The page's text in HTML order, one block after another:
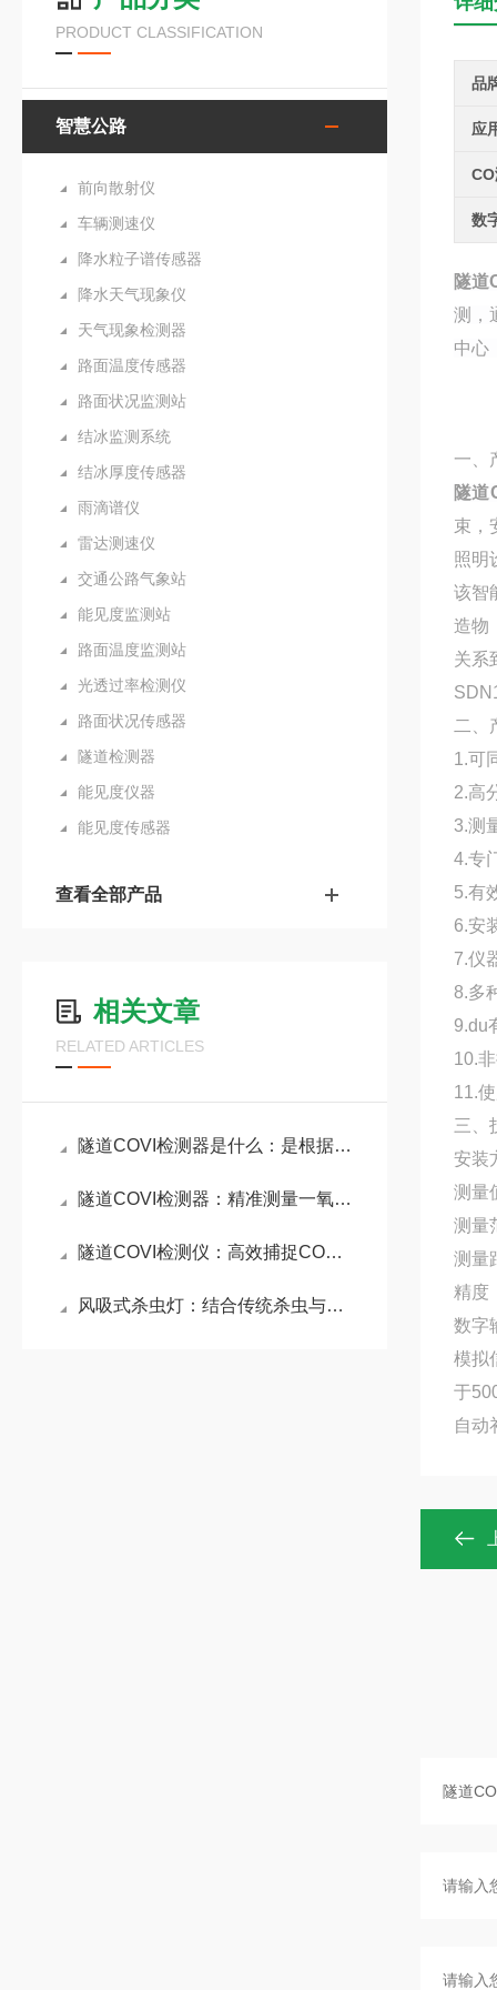
PRODUCT CLASSIFICATION
智慧公路
前向散射仪
车辆测速仪
降水粒子谱传感器
降水天气现象仪
天气现象检测器
路面温度传感器
路面状况监测站
结冰监测系统
结冰厚度传感器
雨滴谱仪
雷达测速仪
交通公路气象站
能见度监测站
路面温度监测站
光透过率检测仪
路面状况传感器
隧道检测器
能见度仪器
能见度传感器
查看全部产品
相关文章
RELATED ARTICLES
隧道COVI检测器是什么：是根据透射原理在线采集VI/CO数据的隧道检测仪器
隧道COVI检测器：精准测量一氧化碳含量与视线清晰度，保障行车环境安全
隧道COVI检测仪：高效捕捉CO和能见度变化，为应急处置提供可靠数据
风吸式杀虫灯：结合传统杀虫与现代科技，提高农田、菜园等领域害虫防治效果
品
应
数
隧道
测，
中心
一、
隧道
束，
照明
该智
造物
关系
二、
1.可
2.高
3.测
4.专
5.有
6.安
7.仪
8.多
9.du
10.
11.
三、
安装
测量
测量
测量
精度
数字
模拟
于
自动